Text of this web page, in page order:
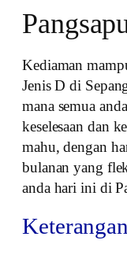
Kediaman
Jenis D di
mana semua
keselesaan dan
mahu, dengan
bulanan yang
anda hari ini di